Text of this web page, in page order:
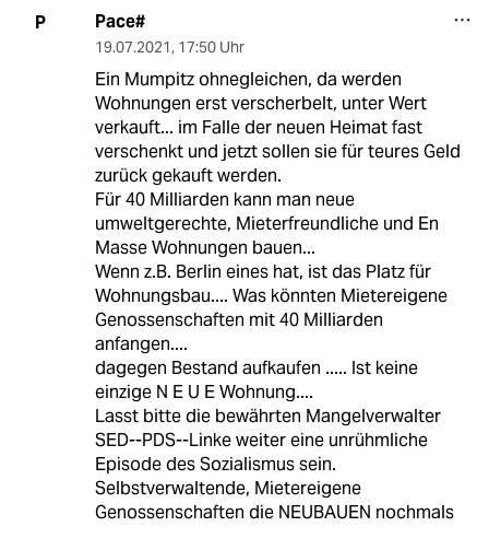
P Pace#
19.07.2021, 17:50 Uhr
Ein Mumpitz ohnegleichen, da werden
Wohnungen erst verscherbelt, unter Wert
verkauft... im Falle der neuen Heimat fast
verschenkt und jetzt sollen sie für teures Geld
zurück gekauft werden.
Für 40 Milliarden kann man neue
umweltgerechte, Mieterfreundliche und En
Masse Wohnungen bauen...
Wenn z.B. Berlin eines hat, ist das Platz für
Wohnungsbau.... Was könnten Mietereigene
Genossenschaften mit 40 Milliarden
anfangen....
dagegen Bestand aufkaufen ..... Ist keine
einzige N E U E Wohnung....
Lasst bitte die bewährten Mangelverwalter
SED--PDS--Linke weiter eine unrühmliche
Episode des Sozialismus sein.
Selbstverwaltende, Mietereigene
Genossenschaften die NEUBAUEN nochmals